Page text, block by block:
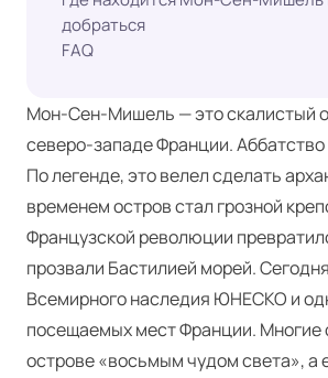
добраться
FAQ
Мон-Сен-Мишель — это скалистый
северо-западе Франции. Аббатство
По легенде, это велел сделать
временем остров стал грозной
Французской революции
прозвали Бастилией морей.
Всемирного наследия ЮНЕСКО и
посещаемых мест Франции. Многие
острове «восьмым чудом света», а